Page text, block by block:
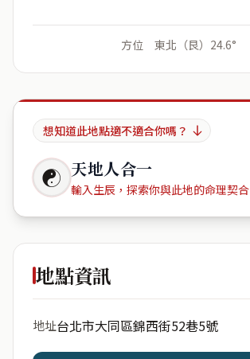
方位 東北（艮）24.6°
想知道此地點適不適合你嗎？
☯ 天地人合一
輸入生辰，探索你與此地的命理契合
日期 出生時辰
地點資訊
地址台北市大同區錦西街52巷5號